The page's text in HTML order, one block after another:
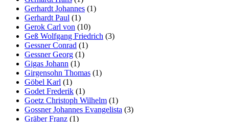
Gerhardt Johannes (1)
Gerhardt Paul (1)
Gerok Carl von (10)
Geß Wolfgang Friedrich (3)
Gessner Conrad (1)
Gessner Georg (1)
Gigas Johann (1)
Girgensohn Thomas (1)
Göbel Karl (1)
Godet Frederik (1)
Goetz Christoph Wilhelm (1)
Gossner Johannes Evangelista (3)
Gräber Franz (1)